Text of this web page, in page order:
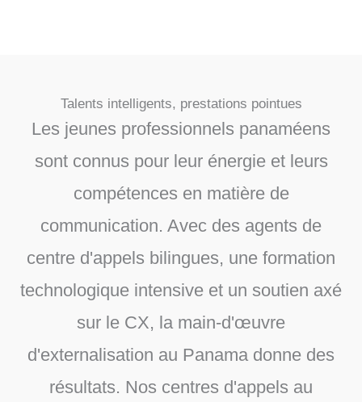
Talents intelligents, prestations pointues
Les jeunes professionnels panaméens
sont connus pour leur énergie et leurs
compétences en matière de
communication. Avec des agents de
centre d'appels bilingues, une formation
technologique intensive et un soutien axé
sur le CX, la main-d'œuvre
d'externalisation au Panama donne des
résultats. Nos centres d'appels au